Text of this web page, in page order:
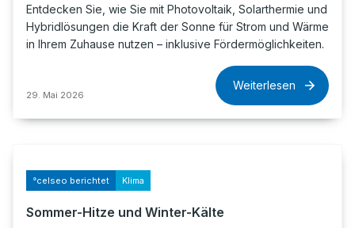
Entdecken Sie, wie Sie mit Photovoltaik, Solarthermie und
Hybridlösungen die Kraft der Sonne für Strom und Wärme
in Ihrem Zuhause nutzen – inklusive Fördermöglichkeiten.
29. Mai 2026
Weiterlesen
°celseo berichtet Klima
Sommer-Hitze und Winter-Kälte